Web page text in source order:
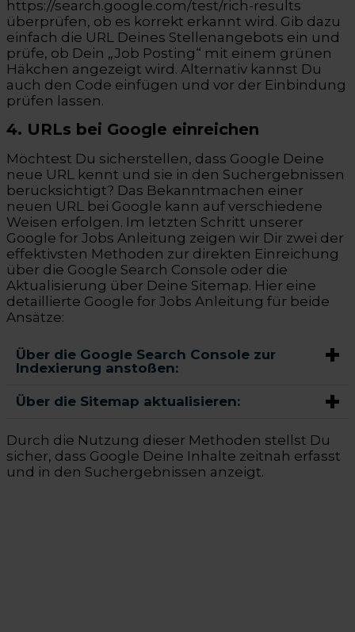
https://search.google.com/test/rich-results
überprüfen, ob es korrekt erkannt wird. Gib dazu
einfach die URL Deines Stellenangebots ein und
prüfe, ob Dein „Job Posting“ mit einem grünen
Häkchen angezeigt wird. Alternativ kannst Du
auch den Code einfügen und vor der Einbindung
prüfen lassen.
4. URLs bei Google einreichen
Möchtest Du sicherstellen, dass Google Deine
neue URL kennt und sie in den Suchergebnissen
berücksichtigt? Das Bekanntmachen einer
neuen URL bei Google kann auf verschiedene
Weisen erfolgen. Im letzten Schritt unserer
Google for Jobs Anleitung zeigen wir Dir zwei der
effektivsten Methoden zur direkten Einreichung
über die Google Search Console oder die
Aktualisierung über Deine Sitemap. Hier eine
detaillierte Google for Jobs Anleitung für beide
Ansätze:
Über die Google Search Console zur
Indexierung anstoßen:
Über die Sitemap aktualisieren:
Durch die Nutzung dieser Methoden stellst Du
sicher, dass Google Deine Inhalte zeitnah erfasst
und in den Suchergebnissen anzeigt.